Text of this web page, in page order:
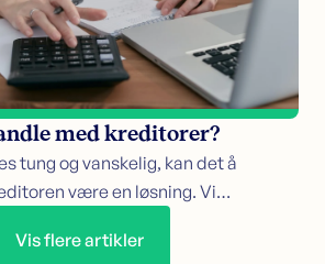
med kreditorer?
tung og vanskelig, kan det å
være en løsning. Vi…
Vis flere artikler